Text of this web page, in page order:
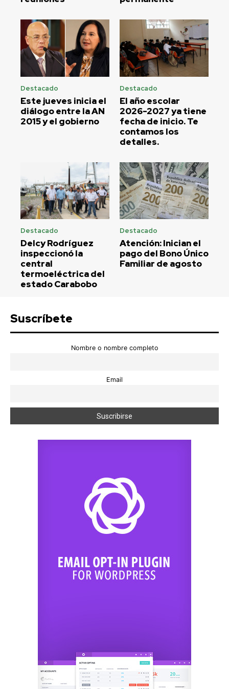
Destacado
Este jueves inicia el
diálogo entre la AN
2015 y el gobierno
Destacado
El año escolar
2026-2027 ya tiene
fecha de inicio. Te
contamos los
detalles.
Destacado
Delcy Rodríguez
inspeccionó la
central
termoeléctrica del
estado Carabobo
Destacado
Atención: Inician el
pago del Bono Único
Familiar de agosto
Suscríbete
Nombre o nombre completo
Email